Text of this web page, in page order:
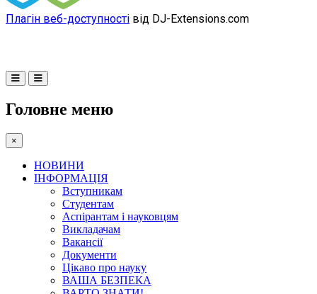
Плагін веб-доступності від DJ-Extensions.com
Головне меню
×
НОВИНИ
ІНФОРМАЦІЯ
Вступникам
Студентам
Аспірантам і науковцям
Викладачам
Вакансії
Документи
Цікаво про науку
ВАША БЕЗПЕКА